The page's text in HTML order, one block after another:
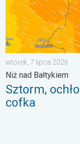
wtorek, 7 lipca 2026
Niż nad Bałtykiem
Sztorm,
cofka